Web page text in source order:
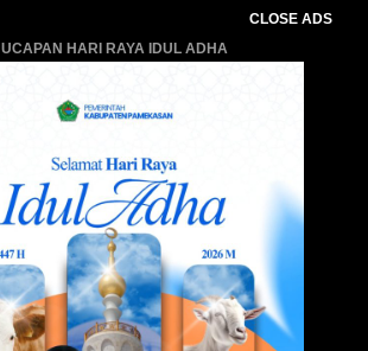
CLOSE ADS
UCAPAN HARI RAYA IDUL ADHA